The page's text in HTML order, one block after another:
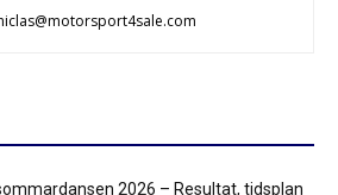
2026 – Resultat, tidsplan